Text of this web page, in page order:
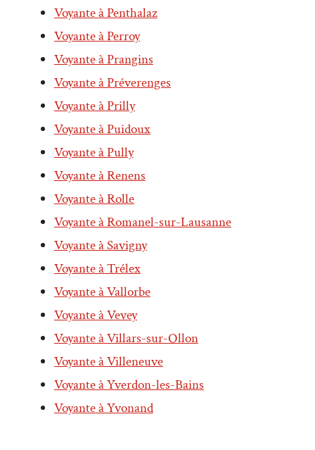
Voyante à Penthalaz
Voyante à Perroy
Voyante à Prangins
Voyante à Préverenges
Voyante à Prilly
Voyante à Puidoux
Voyante à Pully
Voyante à Renens
Voyante à Rolle
Voyante à Romanel-sur-Lausanne
Voyante à Savigny
Voyante à Trélex
Voyante à Vallorbe
Voyante à Vevey
Voyante à Villars-sur-Ollon
Voyante à Villeneuve
Voyante à Yverdon-les-Bains
Voyante à Yvonand